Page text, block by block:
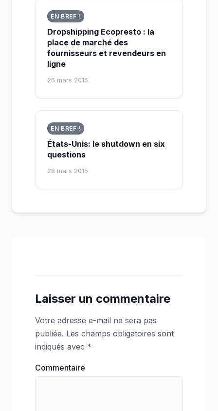
EN BREF !
Dropshipping Ecopresto : la
place de marché des
fournisseurs et revendeurs en
ligne
26 mars 2015
EN BREF !
États-Unis: le shutdown en six
questions
28 mars 2015
Laisser un commentaire
Votre adresse e-mail ne sera pas
publiée. Les champs obligatoires sont
indiqués avec *
Commentaire